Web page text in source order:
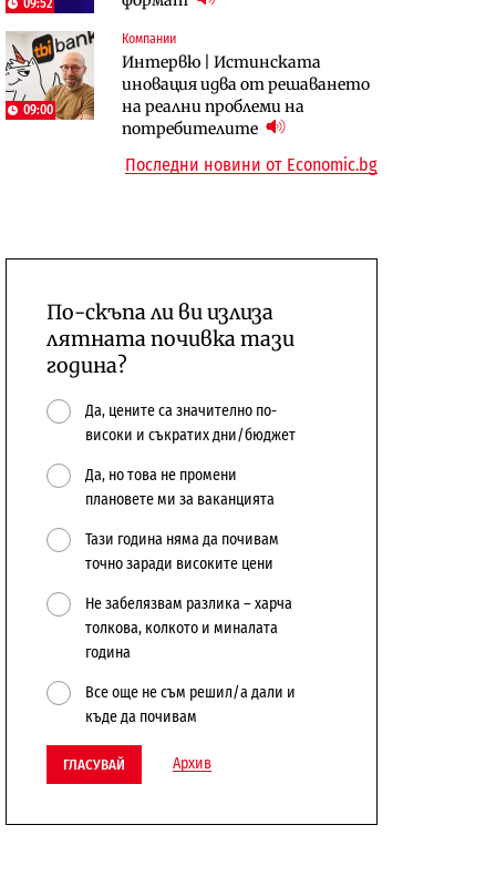
09:00
Компании
Интервю | Истинската
иновация идва от решаването
на реални проблеми на
потребителите
To:know
Последни дни с обозначаване на
цените в лева: Какво
предстои?
Компании
А1 отново е лидер при
технологичните компании и
системните интегратори
Последни новини от Economic.bg
По-скъпа ли ви излиза
лятната почивка тази
година?
Да, цените са значително по-
високи и съкратих дни/бюджет
Да, но това не промени
плановете ми за ваканцията
Тази година няма да почивам
точно заради високите цени
Не забелязвам разлика – харча
толкова, колкото и миналата
година
Все още не съм решил/а дали и
къде да почивам
ГЛАСУВАЙ Архив